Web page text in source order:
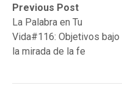
Post
navigation
Previous Post
Previous
post:La Palabra en Tu
Vida#116: Objetivos bajo
la mirada de la fe
Next
post: